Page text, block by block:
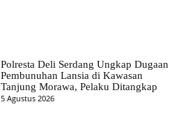
Polresta Deli Serdang Ungkap Dugaan
Pembunuhan Lansia di Kawasan
Tanjung Morawa, Pelaku Ditangkap
5 Agustus 2026